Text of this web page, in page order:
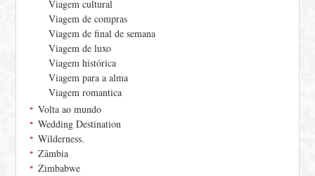
Viagem cultural
Viagem de compras
Viagem de final de semana
Viagem de luxo
Viagem histórica
Viagem para a alma
Viagem romantica
Volta ao mundo
Wedding Destination
Wilderness.
Zâmbia
Zimbabwe